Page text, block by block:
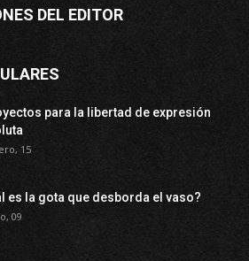
DEL EDITOR
para la libertad de expresión
15
es la gota que desborda el vaso?
09